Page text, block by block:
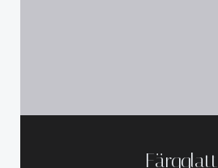
Färgglatt